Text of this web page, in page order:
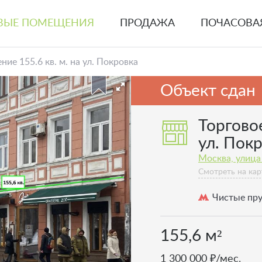
ПОМЕЩЕНИЯ ПРОДАЖА
155.6 кв. м. на ул. Покровка
Объект сдан
ул.
Москва,
Смотреть на
Чистые
155,6 м²
1 300 000 ₽/мес.